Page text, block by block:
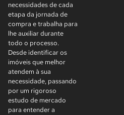
necessidades de cada
etapa da jornada de
compra e trabalha para
lhe auxiliar durante
todo o processo.
Desde identificar os
imóveis que melhor
atendem à sua
necessidade, passando
por um rigoroso
estudo de mercado
para entender a